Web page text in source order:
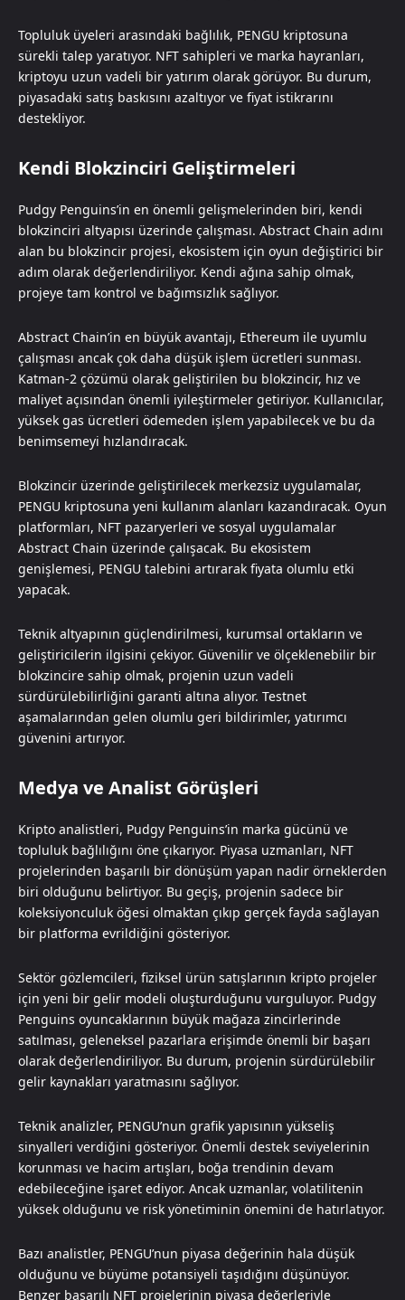
Topluluk üyeleri arasındaki bağlılık, PENGU kriptosuna
sürekli talep yaratıyor. NFT sahipleri ve marka hayranları,
kriptoyu uzun vadeli bir yatırım olarak görüyor. Bu durum,
piyasadaki satış baskısını azaltıyor ve fiyat istikrarını
destekliyor.
Kendi Blokzinciri Geliştirmeleri
Pudgy Penguins’in en önemli gelişmelerinden biri, kendi
blokzinciri altyapısı üzerinde çalışması. Abstract Chain adını
alan bu blokzincir projesi, ekosistem için oyun değiştirici bir
adım olarak değerlendiriliyor. Kendi ağına sahip olmak,
projeye tam kontrol ve bağımsızlık sağlıyor.
Abstract Chain’in en büyük avantajı, Ethereum ile uyumlu
çalışması ancak çok daha düşük işlem ücretleri sunması.
Katman-2 çözümü olarak geliştirilen bu blokzincir, hız ve
maliyet açısından önemli iyileştirmeler getiriyor. Kullanıcılar,
yüksek gas ücretleri ödemeden işlem yapabilecek ve bu da
benimsemeyi hızlandıracak.
Blokzincir üzerinde geliştirilecek merkezsiz uygulamalar,
PENGU kriptosuna yeni kullanım alanları kazandıracak. Oyun
platformları, NFT pazaryerleri ve sosyal uygulamalar
Abstract Chain üzerinde çalışacak. Bu ekosistem
genişlemesi, PENGU talebini artırarak fiyata olumlu etki
yapacak.
Teknik altyapının güçlendirilmesi, kurumsal ortakların ve
geliştiricilerin ilgisini çekiyor. Güvenilir ve ölçeklenebilir bir
blokzincire sahip olmak, projenin uzun vadeli
sürdürülebilirliğini garanti altına alıyor. Testnet
aşamalarından gelen olumlu geri bildirimler, yatırımcı
güvenini artırıyor.
Medya ve Analist Görüşleri
Kripto analistleri, Pudgy Penguins’in marka gücünü ve
topluluk bağlılığını öne çıkarıyor. Piyasa uzmanları, NFT
projelerinden başarılı bir dönüşüm yapan nadir örneklerden
biri olduğunu belirtiyor. Bu geçiş, projenin sadece bir
koleksiyonculuk öğesi olmaktan çıkıp gerçek fayda sağlayan
bir platforma evrildiğini gösteriyor.
Sektör gözlemcileri, fiziksel ürün satışlarının kripto projeler
için yeni bir gelir modeli oluşturduğunu vurguluyor. Pudgy
Penguins oyuncaklarının büyük mağaza zincirlerinde
satılması, geleneksel pazarlara erişimde önemli bir başarı
olarak değerlendiriliyor. Bu durum, projenin sürdürülebilir
gelir kaynakları yaratmasını sağlıyor.
Teknik analizler, PENGU’nun grafik yapısının yükseliş
sinyalleri verdiğini gösteriyor. Önemli destek seviyelerinin
korunması ve hacim artışları, boğa trendinin devam
edebileceğine işaret ediyor. Ancak uzmanlar, volatilitenin
yüksek olduğunu ve risk yönetiminin önemini de hatırlatıyor.
Bazı analistler, PENGU’nun piyasa değerinin hala düşük
olduğunu ve büyüme potansiyeli taşıdığını düşünüyor.
Benzer başarılı NFT projelerinin piyasa değerleriyle